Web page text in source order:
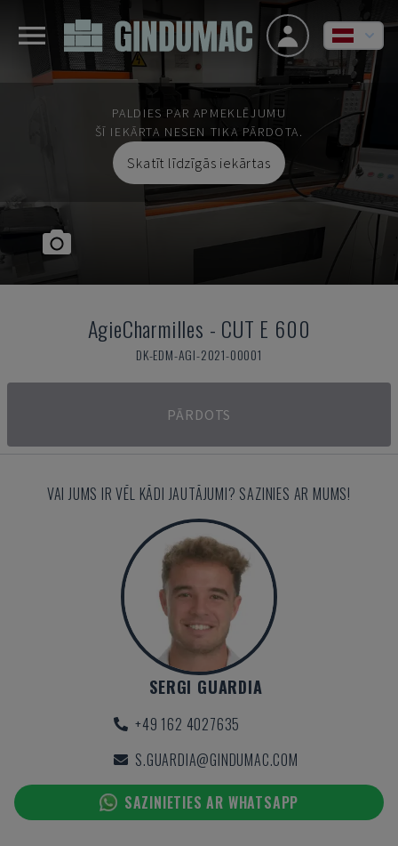
PALDIES PAR APMEKLĒJUMU
ŠĪ IEKĀRTA NESEN TIKA PĀRDOTA.
Skatīt līdzīgās iekārtas
AgieCharmilles - CUT E 600
DK-EDM-AGI-2021-00001
PĀRDOTS
VAI JUMS IR VĒL KĀDI JAUTĀJUMI? SAZINIES AR MUMS!
SERGI GUARDIA
+49 162 4027635
S.GUARDIA@GINDUMAC.COM
SAZINIETIES AR WHATSAPP